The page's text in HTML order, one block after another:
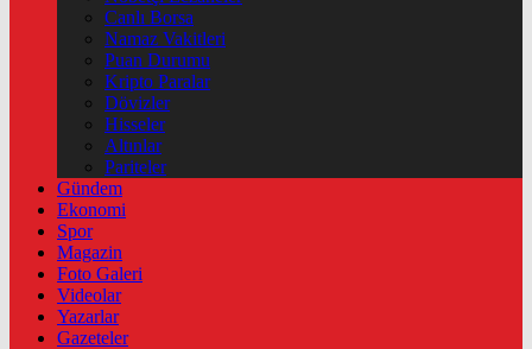
Canlı Borsa
Namaz Vakitleri
Puan Durumu
Kripto Paralar
Dövizler
Hisseler
Altınlar
Pariteler
Gündem
Ekonomi
Spor
Magazin
Foto Galeri
Videolar
Yazarlar
Gazeteler